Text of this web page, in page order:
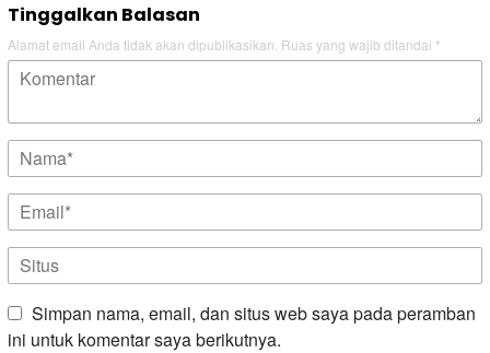
Tinggalkan Balasan
Alamat email Anda tidak akan dipublikasikan. Ruas yang wajib ditandai *
Simpan nama, email, dan situs web saya pada peramban
ini untuk komentar saya berikutnya.